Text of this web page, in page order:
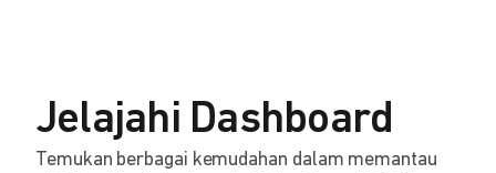
Jelajahi Dashboard
Temukan berbagai kemudahan dalam memantau